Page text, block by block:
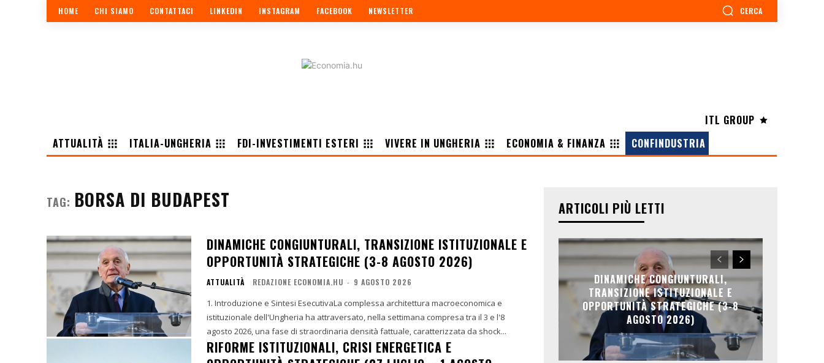
HOME CHI SIAMO CONTATTACI LINKEDIN INSTAGRAM FACEBOOK NEWSLETTER CERCA
ITL GROUP
ATTUALITÀ
ITALIA-UNGHERIA FDI-INVESTIMENTI ESTERI VIVERE IN UNGHERIA ECONOMIA & FINANZA CONFINDUSTRIA
TAG: BORSA DI BUDAPEST
DINAMICHE CONGIUNTURALI, TRANSIZIONE ISTITUZIONALE E
OPPORTUNITÀ STRATEGICHE (3-8 AGOSTO 2026)
ATTUALITÀ REDAZIONE ECONOMIA.HU - 9 AGOSTO 2026
1. Introduzione e Sintesi EsecutivaLa complessa architettura macroeconomica e
istituzionale dell'Ungheria ha attraversato, nella settimana compresa tra il 3 e l'8
agosto 2026, una fase di straordinaria densità fattuale, caratterizzata da shock...
RIFORME ISTITUZIONALI, CRISI ENERGETICA E
ARTICOLI PIÙ LETTI
DINAMICHE CONGIUNTURALI,
TRANSIZIONE ISTITUZIONALE E
OPPORTUNITÀ STRATEGICHE (3-8
AGOSTO 2026)